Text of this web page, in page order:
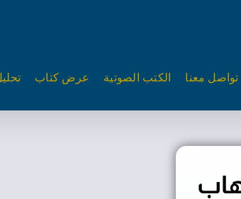
تواصل معنا الكتب الصوتية عرض كتاب